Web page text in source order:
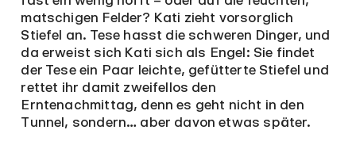
matschigen Felder? Kati zieht vorsorglich
Stiefel an. Tese hasst die schweren Dinger, und
da erweist sich Kati sich als Engel: Sie findet
der Tese ein Paar leichte, gefütterte Stiefel und
rettet ihr damit zweifellos den
Erntenachmittag, denn es geht nicht in den
Tunnel, sondern… aber davon etwas später.